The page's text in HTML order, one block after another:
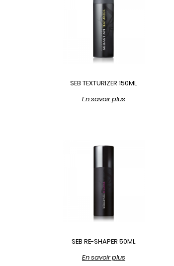
SEB TEXTURIZER 150ML
En savoir plus
SEB RE-SHAPER 50ML
En savoir plus